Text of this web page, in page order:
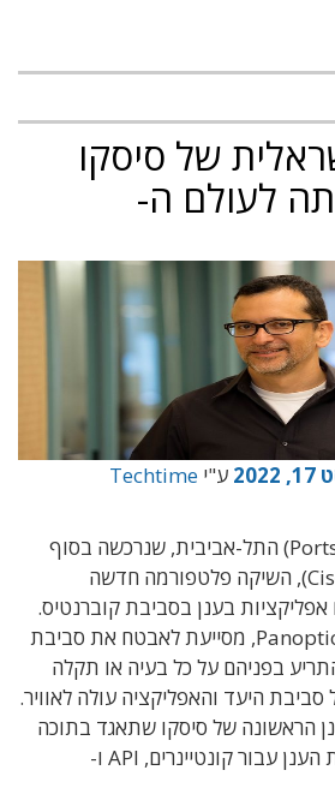
של סיסקו
לעולם ה-
ע"י Techtime
חברת פורטשיפט (Portshift) התל-אביבית, שנרכשה בסוף
השיקה פלטפורמה חדשה
בענן בסביבת קוברנטיס.
הפלטפורמה, ששמה Panoptica, מסייעת לאבטח את סביבת
בפניהם על כל בעיה או תקלה
סביבת היעד והאפליקציה עולה לאוויר.
הראשונה של סיסקו שתאגד בתוכה
את כל פתרונות אבטחת הענן עבור קונטיינרים, API ו-